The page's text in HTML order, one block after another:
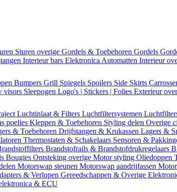
Sturen overige Gordels & Toebehoren Gordels
Interieur bars Elektronica Automatten Interieur
Bumpers Grill Spiegels Spoilers Side Skirts
visors Sleepogen Logo's | Stickers | Folies Exterieur
Luchtinlaat & Filters Luchtfiltersystemen
poelies Kleppen & Toebehoren Styling delen Overige
& Toebehoren Drijfstangen & Krukassen Lagers &
Thermostaten & Schakelaars Sensoren &
Brandstofrails & Brandstofdrukregelaars
Bougies Ontsteking overige Motor styling Oliedoppen
Motorswap steunen Motorswap aandrijfassen
& Verlopen Gereedschappen & Overige
& ECU